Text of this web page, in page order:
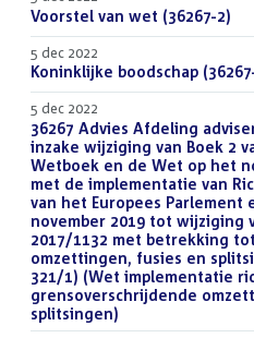
Download
bestand:
Voorstel van wet (36267-2)
5 dec 2022
Download
bestand:
Koninklijke boodschap
5 dec 2022
Download
bestand:
36267 Advies Afdeling
inzake wijziging van Boek 2
Wetboek en de Wet op het
met de implementatie van
van het Europees Parlement
november 2019 tot wijziging
2017/1132 met betrekking
omzettingen, fusies en
321/1) (Wet implementatie
grensoverschrijdende
splitsingen)